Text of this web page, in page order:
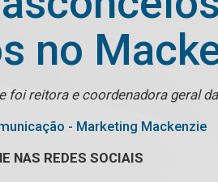
no
foi reitora e coordenadora geral
- Marketing Mackenzie
NAS REDES SOCIAIS